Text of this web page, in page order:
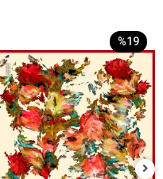
%19